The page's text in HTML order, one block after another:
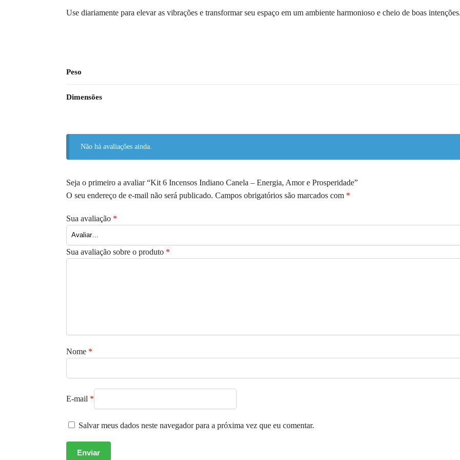
Use diariamente para elevar as vibrações e transformar seu espaço em um ambiente harmonioso e cheio de boas intenções.
Peso
Dimensões
Não há avaliações ainda.
Seja o primeiro a avaliar “Kit 6 Incensos Indiano Canela – Energia, Amor e Prosperidade”
O seu endereço de e-mail não será publicado. Campos obrigatórios são marcados com *
Sua avaliação *
Sua avaliação sobre o produto *
Nome *
E-mail *
Salvar meus dados neste navegador para a próxima vez que eu comentar.